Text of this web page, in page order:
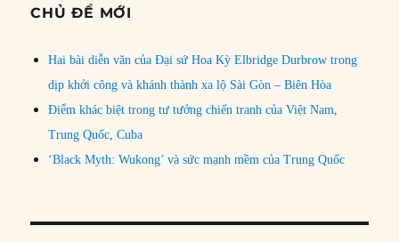
CHỦ ĐỀ MỚI
Hai bài diễn văn của Đại sứ Hoa Kỳ Elbridge Durbrow trong
dịp khởi công và khánh thành xa lộ Sài Gòn – Biên Hòa
Điểm khác biệt trong tư tưởng chiến tranh của Việt Nam,
Trung Quốc, Cuba
‘Black Myth: Wukong’ và sức mạnh mềm của Trung Quốc